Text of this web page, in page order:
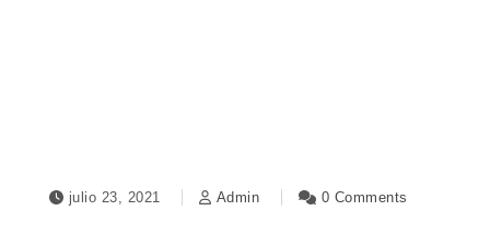
julio 23, 2021 Admin 0 Comments